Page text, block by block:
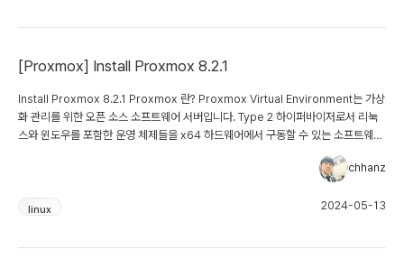
[Proxmox] Install Proxmox 8.2.1
Install Proxmox 8.2.1 Proxmox 란? Proxmox Virtual Environment는 가상
화 관리를 위한 오픈 소스 소프트웨어 서버입니다. Type 2 하이퍼바이저로서 리눅
스와 윈도우를 포함한 운영 체제들을 x64 하드웨어에서 구동할 수 있는 소프트웨어
https://ko.wikipedia.org/wiki/Proxmox_Virtual_Environment 최근
에 대해 조사를 하면서 Proxmox 라는 솔루션을 보았고, 하나씩 기능 테스트를 하
chhanz
linux 2024-05-13